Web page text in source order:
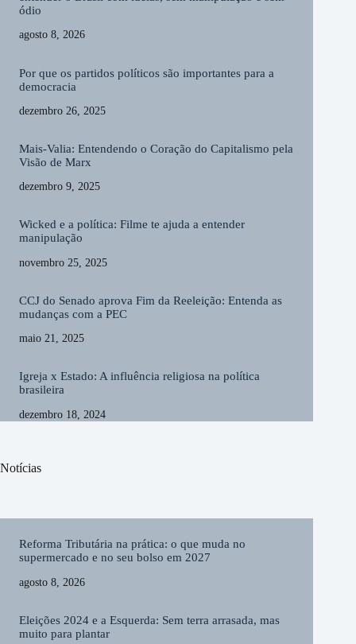
ódio
agosto 8, 2026
Por que os partidos políticos são importantes para a
democracia
dezembro 26, 2025
Mais-Valia: Entendendo o Coração do Capitalismo pela
Visão de Marx
dezembro 9, 2025
Wicked e a política: Filme te ajuda a entender
manipulação
novembro 25, 2025
CCJ do Senado aprova Fim da Reeleição: Entenda as
mudanças com a PEC
maio 21, 2025
Igreja x Estado: A influência religiosa na política
brasileira
dezembro 18, 2024
Notícias
Reforma Tributária na prática: o que muda no
supermercado e no seu bolso em 2027
agosto 8, 2026
Eleições 2024 e a Esquerda: Sem terra arrasada, mas
muito para plantar